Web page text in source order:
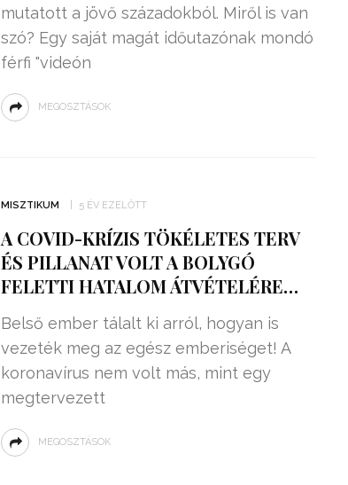
mutatott a jövő századokból. Miről is van
szó? Egy saját magát időutazónak mondó
férfi "videón
MEGOSZTÁSOK
MISZTIKUM 5 ÉV EZELŐTT
A COVID-KRÍZIS TÖKÉLETES TERV
ÉS PILLANAT VOLT A BOLYGÓ
FELETTI HATALOM ÁTVÉTELÉRE…
Belső ember tálalt ki arról, hogyan is
vezeték meg az egész emberiséget! A
koronavírus nem volt más, mint egy
megtervezett
MEGOSZTÁSOK